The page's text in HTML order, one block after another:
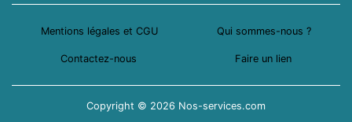
Mentions légales et CGU Qui sommes-nous ?
Contactez-nous Faire un lien
Copyright © 2026 Nos-services.com